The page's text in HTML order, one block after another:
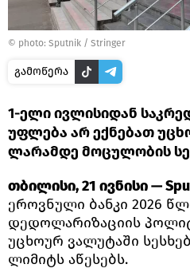
© photo: Sputnik / Stringer
გამოწერა
1-ელი ივლისიდან
უფლება არ ექნებათ
ლარამდე მოცულობის
თბილისი, 21 ივნისი —
ეროვნული ბანკი 2026
დედოლარიზაციის
უცხოურ ვალუტაში
ლიმიტს აწესებს.